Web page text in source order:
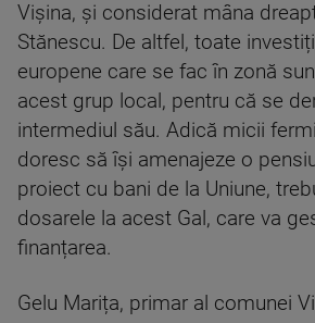
Vișina, și considerat mâna
Stănescu. De altfel, toate
europene care se fac în zonă
acest grup local, pentru că se
intermediul său. Adică micii
doresc să își amenajeze o
proiect cu bani de la Uniune,
dosarele la acest Gal, care va
finanțarea.
Gelu Marița, primar al comunei